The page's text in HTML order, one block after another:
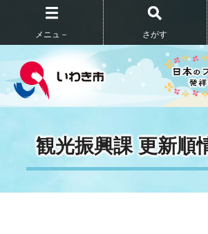
メニュ－ さがす
観光振興課 更新順